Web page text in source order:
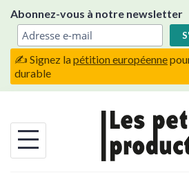
content
Abonnez-vous à notre newsletter
✍️ Signez lapétition européenne
durable